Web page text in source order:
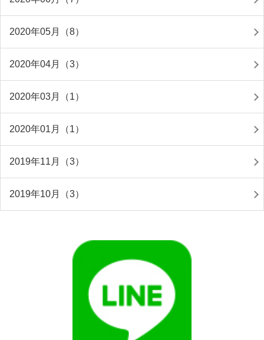
2020年05月（8）
2020年04月（3）
2020年03月（1）
2020年01月（1）
2019年11月（3）
2019年10月（3）